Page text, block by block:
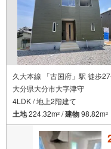
久大本線 「古国府」駅 徒歩
大分県大分市大字津守
4LDK / 地上2階建て
土地224.32m2 /建物98.82m2